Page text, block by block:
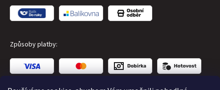
Způsoby platby: